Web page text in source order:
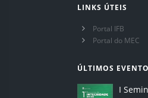
LINKS ÚTEIS
Portal IFB
Portal do MEC
ÚLTIMOS
I